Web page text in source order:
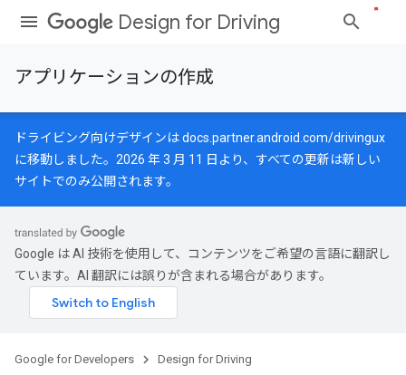
Design for Driving
アプリケーションの作成
ドライビング向けデザインはdocs.partner.android.com/drivingux
に移動しました。2026 年 3 月 11 日より、すべての更新は新しい
サイトでのみ公開されます。
Google は AI 技術を使用して、コンテンツをご希望の言語に翻訳し
ています。AI 翻訳には誤りが含まれる場合があります。
Google for Developers
Design for Driving